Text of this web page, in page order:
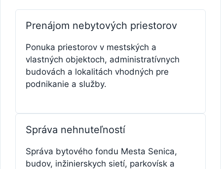
Prenájom nebytových priestorov
Ponuka priestorov v mestských a
vlastných objektoch, administratívnych
budovách a lokalitách vhodných pre
podnikanie a služby.
Správa nehnuteľností
Správa bytového fondu Mesta Senica,
budov, inžinierskych sietí, parkovísk a